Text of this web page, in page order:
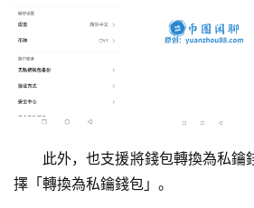
此外，也支援將錢包轉換為私鑰
擇「轉換為私鑰錢包」。